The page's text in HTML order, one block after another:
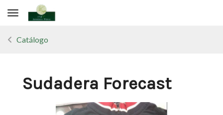
Toggle navigation
Catálogo
Sudadera Forecast